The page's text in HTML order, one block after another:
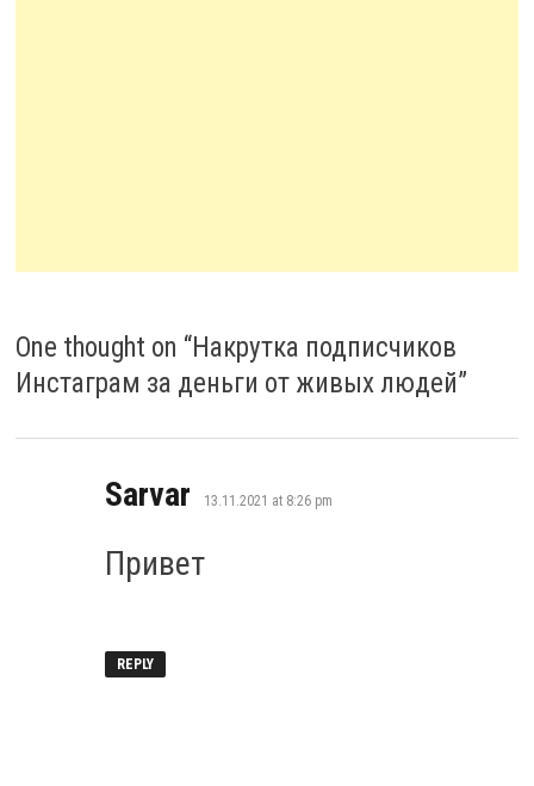
One thought on “Накрутка подписчиков
Инстаграм за деньги от живых людей”
Sarvar says:
13.11.2021 at 8:26 pm
Привет
REPLY